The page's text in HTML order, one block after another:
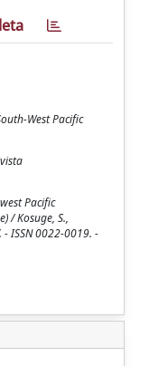
West Pacific
Pacific
/ Kosuge, S.,
- ISSN 0022-0019. -